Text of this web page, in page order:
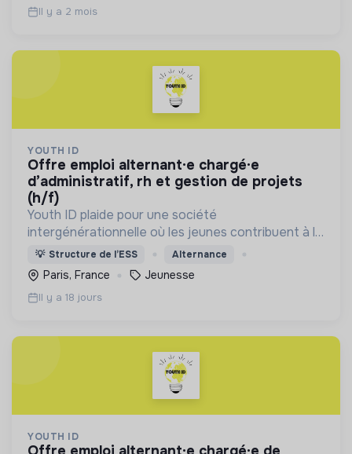
Il y a 2 mois
YOUTH ID
offre emploi alternant·e chargé·e
d’administratif, rh et gestion de projets
(h/f)
Youth ID plaide pour une société
intergénérationnelle où les jeunes contribuent à la
construction d’un monde durable. Accompagner la
jeunesse, plus particulièrement les publics
prioritaires, à agir
💡 Structure de l’ESS Alternance
Paris, France Jeunesse
Il y a 18 jours
YOUTH ID